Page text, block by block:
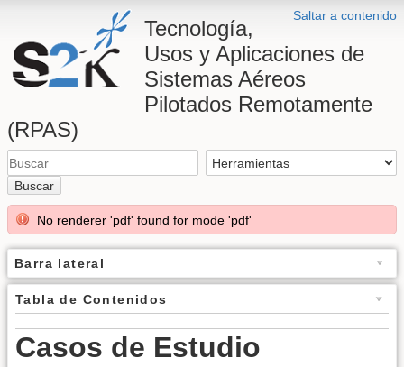
Saltar a contenido
Tecnología,
Usos y Aplicaciones de
Sistemas Aéreos
Pilotados Remotamente
(RPAS)
Buscar
No renderer 'pdf' found for mode 'pdf'
Barra lateral
Tabla de Contenidos
Casos de Estudio